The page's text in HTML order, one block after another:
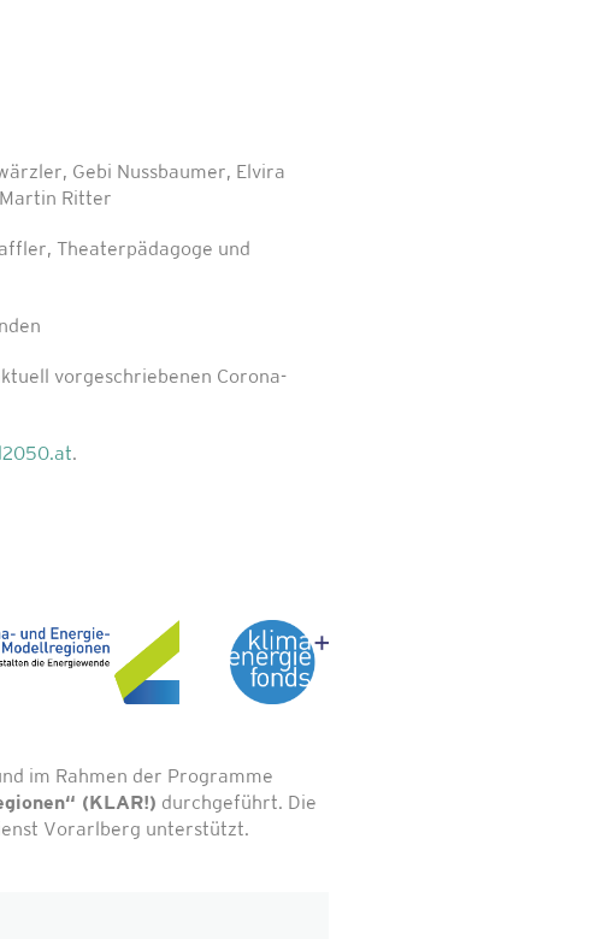
Gebi Nussbaumer, Elvira
Ritter
Theaterpädagoge und
vorgeschriebenen Corona-
.
im Rahmen der Programme
(KLAR!) durchgeführt. Die
Vorarlberg unterstützt.